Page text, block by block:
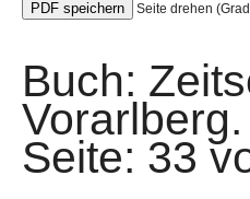
Seite drehen
Buch:
Seite: